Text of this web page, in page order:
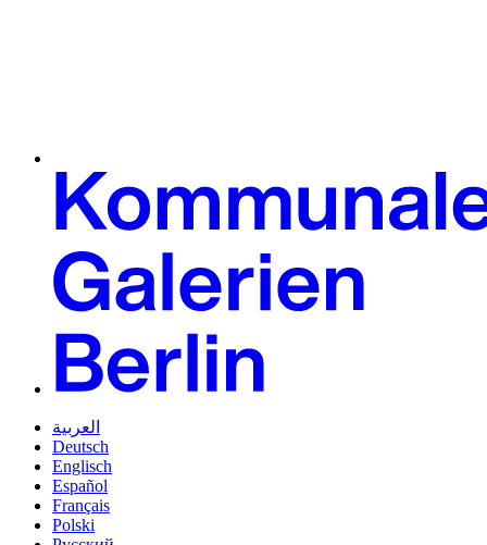
العربية
Deutsch
Englisch
Español
Français
Polski